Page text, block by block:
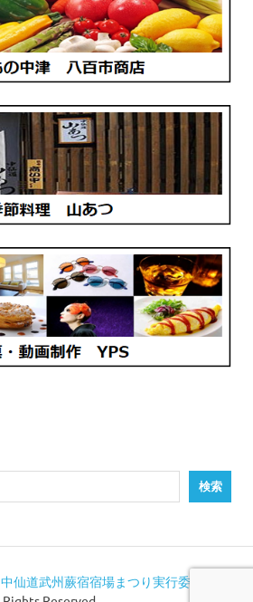
検索
中仙道武州蕨宿宿場まつり実行委員会